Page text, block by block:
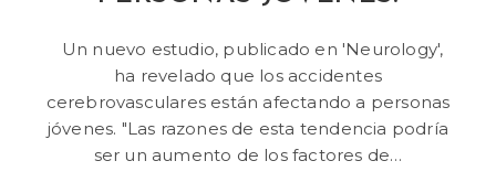
Un nuevo estudio, publicado en 'Neurology',
ha revelado que los accidentes
cerebrovasculares están afectando a personas
jóvenes. "Las razones de esta tendencia podría
ser un aumento de los factores de…